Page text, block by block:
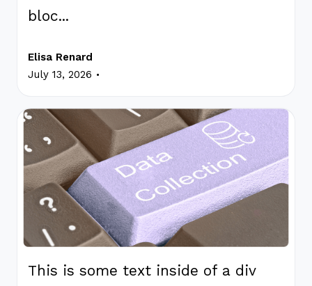
bloc...
Elisa Renard
July 13, 2026 .
This is some text inside of a div